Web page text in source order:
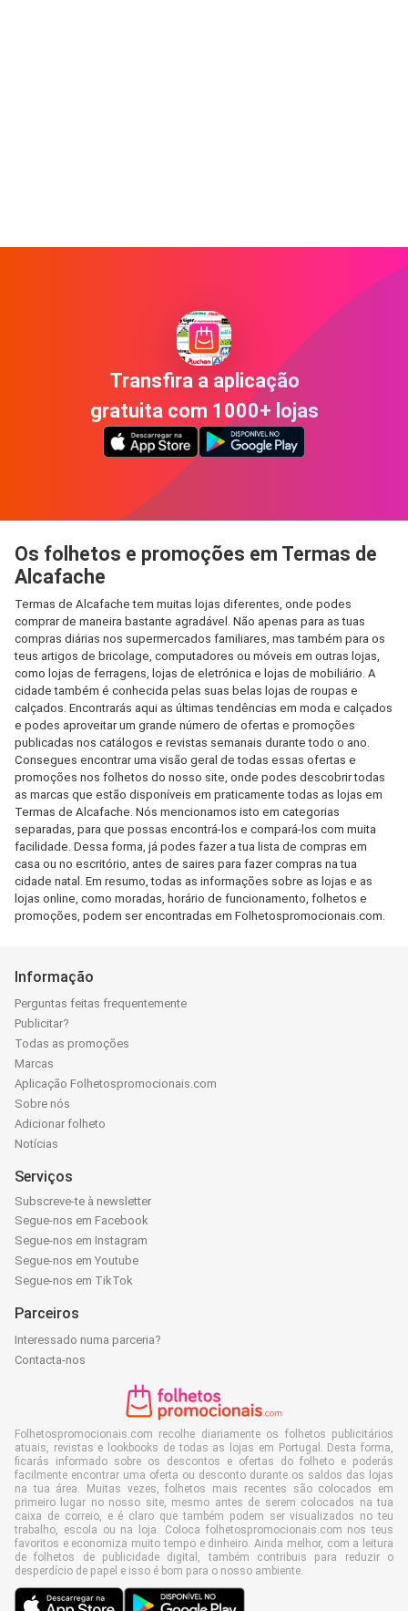
Transfira a aplicação
gratuita com 1000+ lojas
Os folhetos e promoções em Termas de
Alcafache
Termas de Alcafache tem muitas lojas diferentes, onde podes
comprar de maneira bastante agradável. Não apenas para as tuas
compras diárias nos supermercados familiares, mas também para os
teus artigos de bricolage, computadores ou móveis em outras lojas,
como lojas de ferragens, lojas de eletrónica e lojas de mobiliário. A
cidade também é conhecida pelas suas belas lojas de roupas e
calçados. Encontrarás aqui as últimas tendências em moda e calçados
e podes aproveitar um grande número de ofertas e promoções
publicadas nos catálogos e revistas semanais durante todo o ano.
Consegues encontrar uma visão geral de todas essas ofertas e
promoções nos folhetos do nosso site, onde podes descobrir todas
as marcas que estão disponíveis em praticamente todas as lojas em
Termas de Alcafache. Nós mencionamos isto em categorias
separadas, para que possas encontrá-los e compará-los com muita
facilidade. Dessa forma, já podes fazer a tua lista de compras em
casa ou no escritório, antes de saires para fazer compras na tua
cidade natal. Em resumo, todas as informações sobre as lojas e as
lojas online, como moradas, horário de funcionamento, folhetos e
promoções, podem ser encontradas em Folhetospromocionais.com.
Informação
Perguntas feitas frequentemente
Publicitar?
Todas as promoções
Marcas
Aplicação Folhetospromocionais.com
Sobre nós
Adicionar folheto
Notícias
Serviços
Subscreve-te à newsletter
Segue-nos em Facebook
Segue-nos em Instagram
Segue-nos em Youtube
Segue-nos em TikTok
Parceiros
Interessado numa parceria?
Contacta-nos
Folhetospromocionais.com recolhe diariamente os folhetos publicitários
atuais, revistas e lookbooks de todas as lojas em Portugal. Desta forma,
ficarás informado sobre os descontos e ofertas do folheto e poderás
facilmente encontrar uma oferta ou desconto durante os saldos das lojas
na tua área. Muitas vezes, folhetos mais recentes são colocados em
primeiro lugar no nosso site, mesmo antes de serem colocados na tua
caixa de correio, e é claro que também podem ser visualizados no teu
trabalho, escola ou na loja. Coloca folhetospromocionais.com nos teus
favoritos e economiza muito tempo e dinheiro. Ainda melhor, com a leitura
de folhetos de publicidade digital, também contribuis para reduzir o
desperdício de papel e isso é bom para o nosso ambiente.